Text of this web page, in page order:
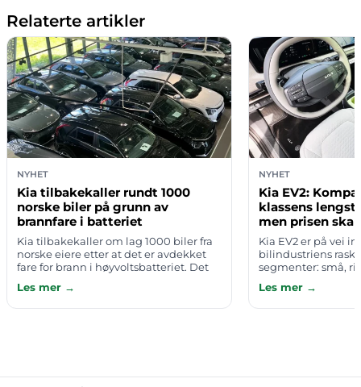
Relaterte artikler
NYHET
Kia tilbakekaller rundt 1000
norske biler på grunn av
brannfare i batteriet
Kia tilbakekaller om lag 1000 biler fra
norske eiere etter at det er avdekket
fare for brann i høyvoltsbatteriet. Det
kontaktet direkte av i…
Les mer →
NYHET
Kia EV2:
klassens
men prisen
Kia EV2 er på vei
bilindustriens
segmenter: små,
skikkelig
test bekref…
Les mer →